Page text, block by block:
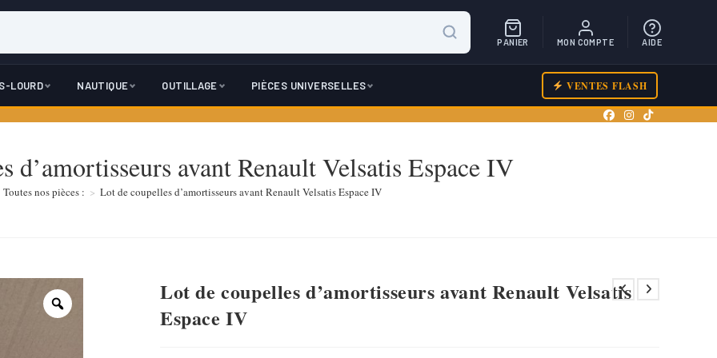
PANIER MON COMPTE AIDE
LOURD NAUTIQUE OUTILLAGE PIÈCES UNIVERSELLES VENTES FLASH
d’amortisseurs avant Renault Velsatis Espace IV
Toutes nos pièces : > Lot de coupelles d’amortisseurs avant Renault Velsatis Espace IV
Lot de coupelles d’amortisseurs avant Renault Velsatis
Espace IV